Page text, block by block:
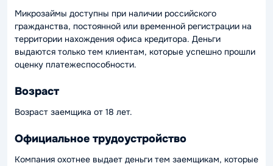
Микрозаймы доступны при наличии российского
гражданства, постоянной или временной регистрации на
территории нахождения офиса кредитора. Деньги
выдаются только тем клиентам, которые успешно прошли
оценку платежеспособности.
Возраст
Возраст заемщика от 18 лет.
Официальное трудоустройство
Компания охотнее выдает деньги тем заемщикам, которые